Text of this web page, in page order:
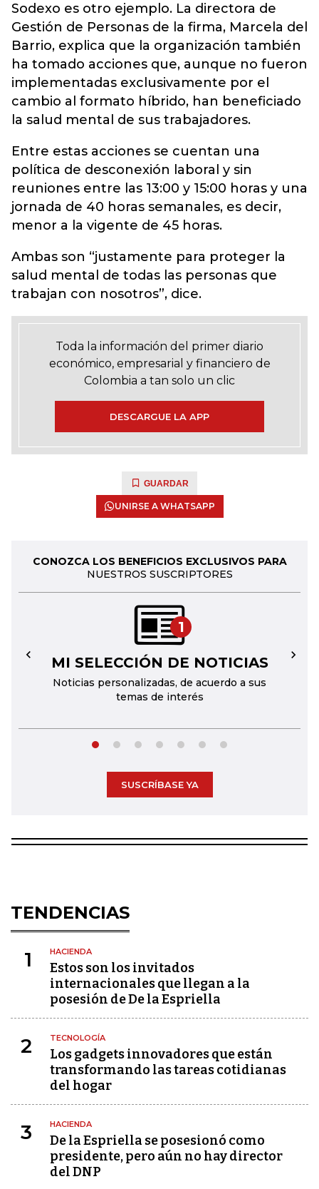
Sodexo es otro ejemplo. La directora de
Gestión de Personas de la firma, Marcela del
Barrio, explica que la organización también
ha tomado acciones que, aunque no fueron
implementadas exclusivamente por el
cambio al formato híbrido, han beneficiado
la salud mental de sus trabajadores.
Entre estas acciones se cuentan una
política de desconexión laboral y sin
reuniones entre las 13:00 y 15:00 horas y una
jornada de 40 horas semanales, es decir,
menor a la vigente de 45 horas.
Ambas son “justamente para proteger la
salud mental de todas las personas que
trabajan con nosotros”, dice.
Toda la información del primer diario
económico, empresarial y financiero de
Colombia a tan solo un clic
DESCARGUE LA APP
GUARDAR
UNIRSE A WHATSAPP
CONOZCA LOS BENEFICIOS EXCLUSIVOS PARA
NUESTROS SUSCRIPTORES
1
MI SELECCIÓN DE NOTICIAS
Noticias personalizadas, de acuerdo a sus
temas de interés
← →
SUSCRÍBASE YA
TENDENCIAS
1 HACIENDA
Estos son los invitados
internacionales que llegan a la
posesión de De la Espriella
2 TECNOLOGÍA
Los gadgets innovadores que están
transformando las tareas cotidianas
del hogar
3 HACIENDA
De la Espriella se posesionó como
presidente, pero aún no hay director
del DNP